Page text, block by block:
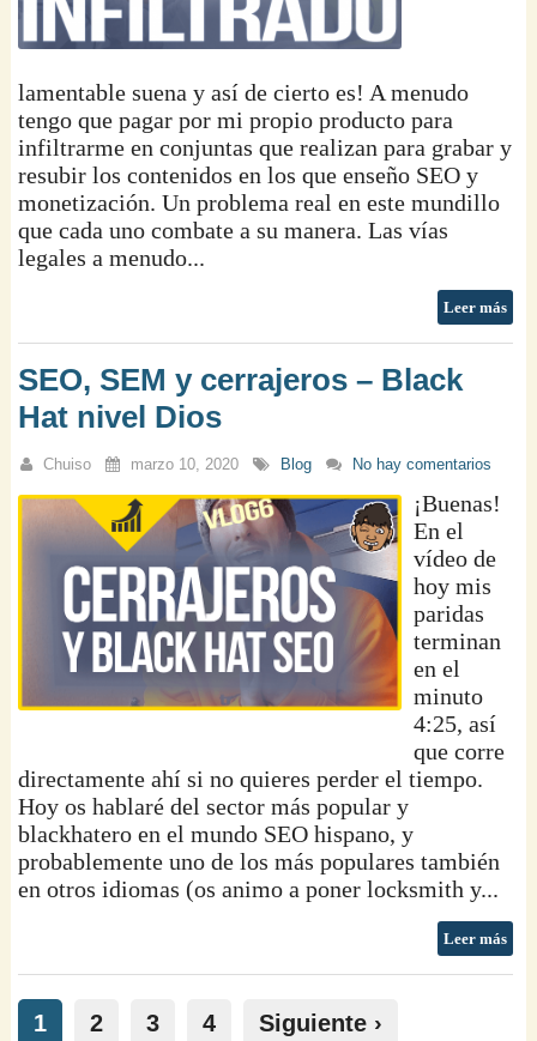
lamentable suena y así de cierto es! A menudo
tengo que pagar por mi propio producto para
infiltrarme en conjuntas que realizan para grabar y
resubir los contenidos en los que enseño SEO y
monetización. Un problema real en este mundillo
que cada uno combate a su manera. Las vías
legales a menudo...
Leer más
SEO, SEM y cerrajeros – Black
Hat nivel Dios
Chuiso marzo 10, 2020 Blog No hay comentarios
¡Buenas!
En el
vídeo de
hoy mis
paridas
terminan
en el
minuto
4:25, así
que corre
directamente ahí si no quieres perder el tiempo.
Hoy os hablaré del sector más popular y
blackhatero en el mundo SEO hispano, y
probablemente uno de los más populares también
en otros idiomas (os animo a poner locksmith y...
Leer más
1 2 3 4 Siguiente ›